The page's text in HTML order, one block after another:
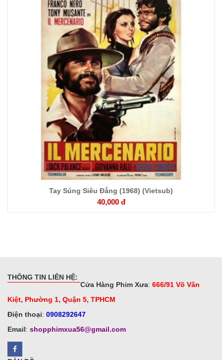
Chi
tiết
Tay Súng Siêu Đẳng (1968) (Vietsub)
40,000 đ
THÔNG TIN LIÊN HỆ:
Cửa Hàng Phim Xưa: 666/91 Võ Văn
Kiệt, Phường 1, Quận 5, TPHCM
Điện thoại: 0908292647
Email: shopphimxua56@gmail.com